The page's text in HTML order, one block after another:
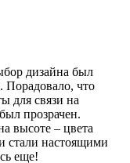
дизайна был
что
для связи на
прозрачен.
высоте – цвета
стали настоящими
еще!